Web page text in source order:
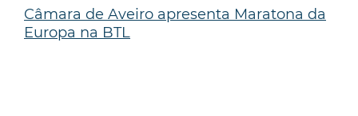
Câmara de Aveiro apresenta Maratona da
Europa na BTL